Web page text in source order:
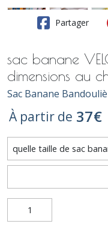
Partager
sac banane
dimensions au
Sac Banane
À partir de 37€